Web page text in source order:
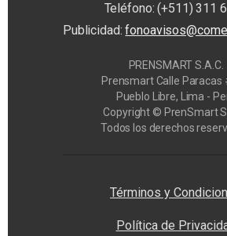
Teléfono: (+511) 311
Publicidad:
PRENSMART S.A.C.
Prensmart Calle Paracas
Pueblo Libre, Lima -
Copyright © PrenSmart
Todos los derechos
Términos y
Política de